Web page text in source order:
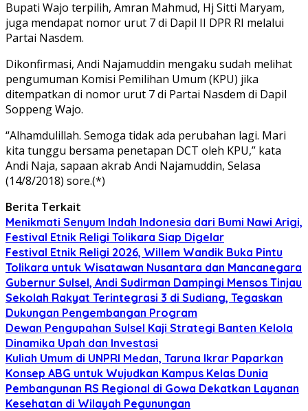
Bupati Wajo terpilih, Amran Mahmud, Hj Sitti Maryam,
juga mendapat nomor urut 7 di Dapil II DPR RI melalui
Partai Nasdem.
Dikonfirmasi, Andi Najamuddin mengaku sudah melihat
pengumuman Komisi Pemilihan Umum (KPU) jika
ditempatkan di nomor urut 7 di Partai Nasdem di Dapil
Soppeng Wajo.
“Alhamdulillah. Semoga tidak ada perubahan lagi. Mari
kita tunggu bersama penetapan DCT oleh KPU,” kata
Andi Naja, sapaan akrab Andi Najamuddin, Selasa
(14/8/2018) sore.(*)
Berita Terkait
Menikmati Senyum Indah Indonesia dari Bumi Nawi Arigi,
Festival Etnik Religi Tolikara Siap Digelar
Festival Etnik Religi 2026, Willem Wandik Buka Pintu
Tolikara untuk Wisatawan Nusantara dan Mancanegara
Gubernur Sulsel, Andi Sudirman Dampingi Mensos Tinjau
Sekolah Rakyat Terintegrasi 3 di Sudiang, Tegaskan
Dukungan Pengembangan Program
Dewan Pengupahan Sulsel Kaji Strategi Banten Kelola
Dinamika Upah dan Investasi
Kuliah Umum di UNPRI Medan, Taruna Ikrar Paparkan
Konsep ABG untuk Wujudkan Kampus Kelas Dunia
Pembangunan RS Regional di Gowa Dekatkan Layanan
Kesehatan di Wilayah Pegunungan